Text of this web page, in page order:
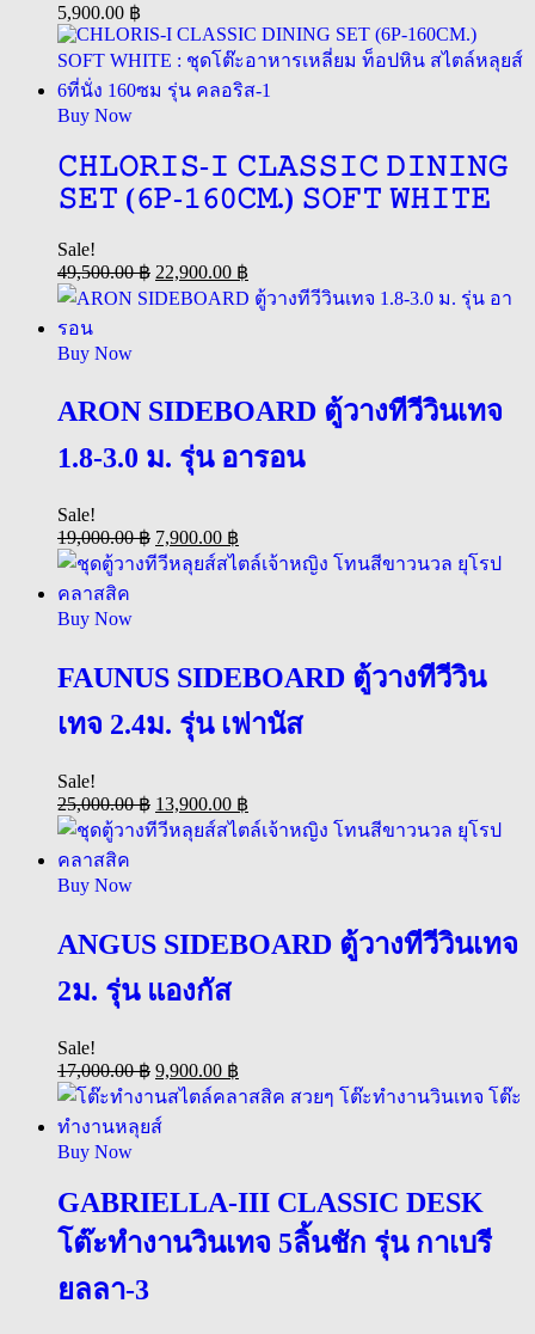
5,900.00 ฿
Buy Now
𝙲𝙷𝙻𝙾𝚁𝙸𝚂-𝙸 𝙲𝙻𝙰𝚂𝚂𝙸𝙲 𝙳𝙸𝙽𝙸𝙽𝙶
𝚂𝙴𝚃 (𝟼𝙿-𝟷𝟼𝟶𝙲𝙼.) 𝚂𝙾𝙵𝚃 𝚆𝙷𝙸𝚃𝙴
Sale!
49,500.00฿ 22,900.00 ฿
Buy Now
ARON SIDEBOARD ตู้วางทีวีวินเทจ
1.8-3.0 ม. รุ่น อารอน
Sale!
19,000.00฿ 7,900.00 ฿
Buy Now
FAUNUS SIDEBOARD ตู้วางทีวีวิน
เทจ 2.4ม. รุ่น เฟานัส
Sale!
25,000.00฿ 13,900.00 ฿
Buy Now
ANGUS SIDEBOARD ตู้วางทีวีวินเทจ
2ม. รุ่น แองกัส
Sale!
17,000.00฿ 9,900.00 ฿
Buy Now
GABRIELLA-III CLASSIC DESK
โต๊ะทำงานวินเทจ 5ลิ้นชัก รุ่น กาเบรี
ยลลา-3